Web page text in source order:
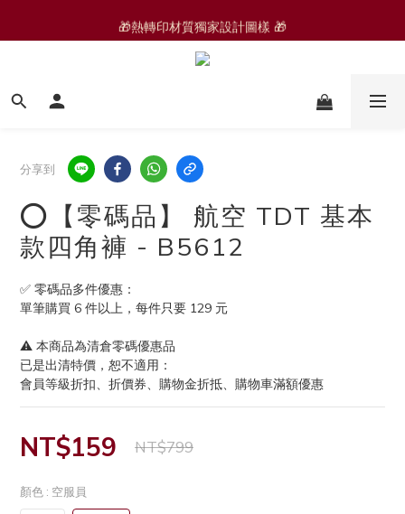
🆕 運動褲/家居褲
🎁熱轉印材質獨家設計圖樣 🎁
🟩零碼品🟩
分享到
⭕️【零碼品】 航空 TDT 基本
款四角褲 - B5612
✅ 零碼品多件優惠：
單筆購買 6 件以上，每件只要 129 元
⚠️ 本商品為清倉零碼優惠品
已是出清特價，恕不適用：
會員等級折扣、折價券、購物金折抵、購物車滿額優惠
NT$799
NT$159
顏色 : 空服員